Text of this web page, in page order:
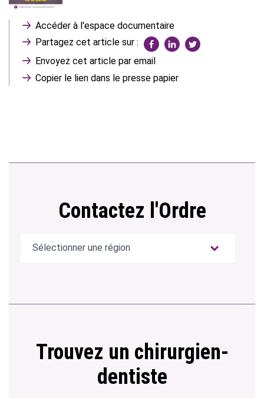
Accéder à l'espace documentaire
Partagez cet article sur :
Envoyez cet article par email
Copier le lien dans le presse papier
Contactez l'Ordre
Trouvez un chirurgien-
dentiste